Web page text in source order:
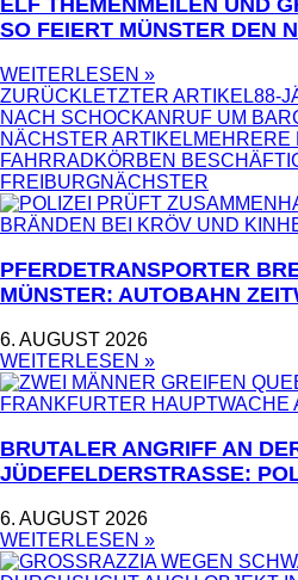
ELF THEMENMEILEN UND
O FEIERT MÜNSTER DEN
WEITERLESEN »
ZURÜCKLETZTER ARTIKEL88-
NACH SCHOCKANRUF UM
NÄCHSTER ARTIKELMEHRERE
FAHRRADKÖRBEN
FREIBURGNÄCHSTER
PFERDETRANSPORTER
MÜNSTER: AUTOBAHN
6. AUGUST 2026
WEITERLESEN »
BRUTALER ANGRIFF AN
JÜDEFELDERSTRASSE:
6. AUGUST 2026
WEITERLESEN »